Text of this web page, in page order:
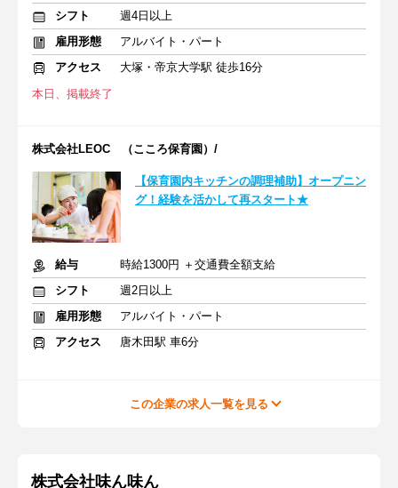
シフト
週4日以上
雇用形態
アルバイト・パート
アクセス
大塚・帝京大学駅 徒歩16分
本日、掲載終了
株式会社LEOC （こころ保育園）/
【保育園内キッチンの調理補助】オープニン
グ！経験を活かして再スタート★
給与
時給1300円 ＋交通費全額支給
シフト
週2日以上
雇用形態
アルバイト・パート
アクセス
唐木田駅 車6分
この企業の求人一覧を見る
株式会社味ん味ん